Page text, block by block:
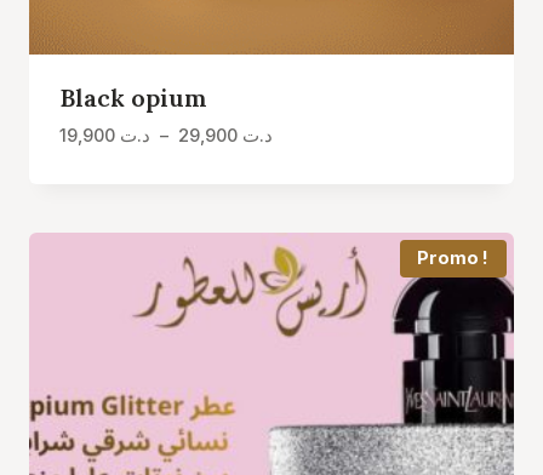
Black opium
د.ت 19,900 – د.ت 29,900
Plage
à
د.ت 29,900
Promo !